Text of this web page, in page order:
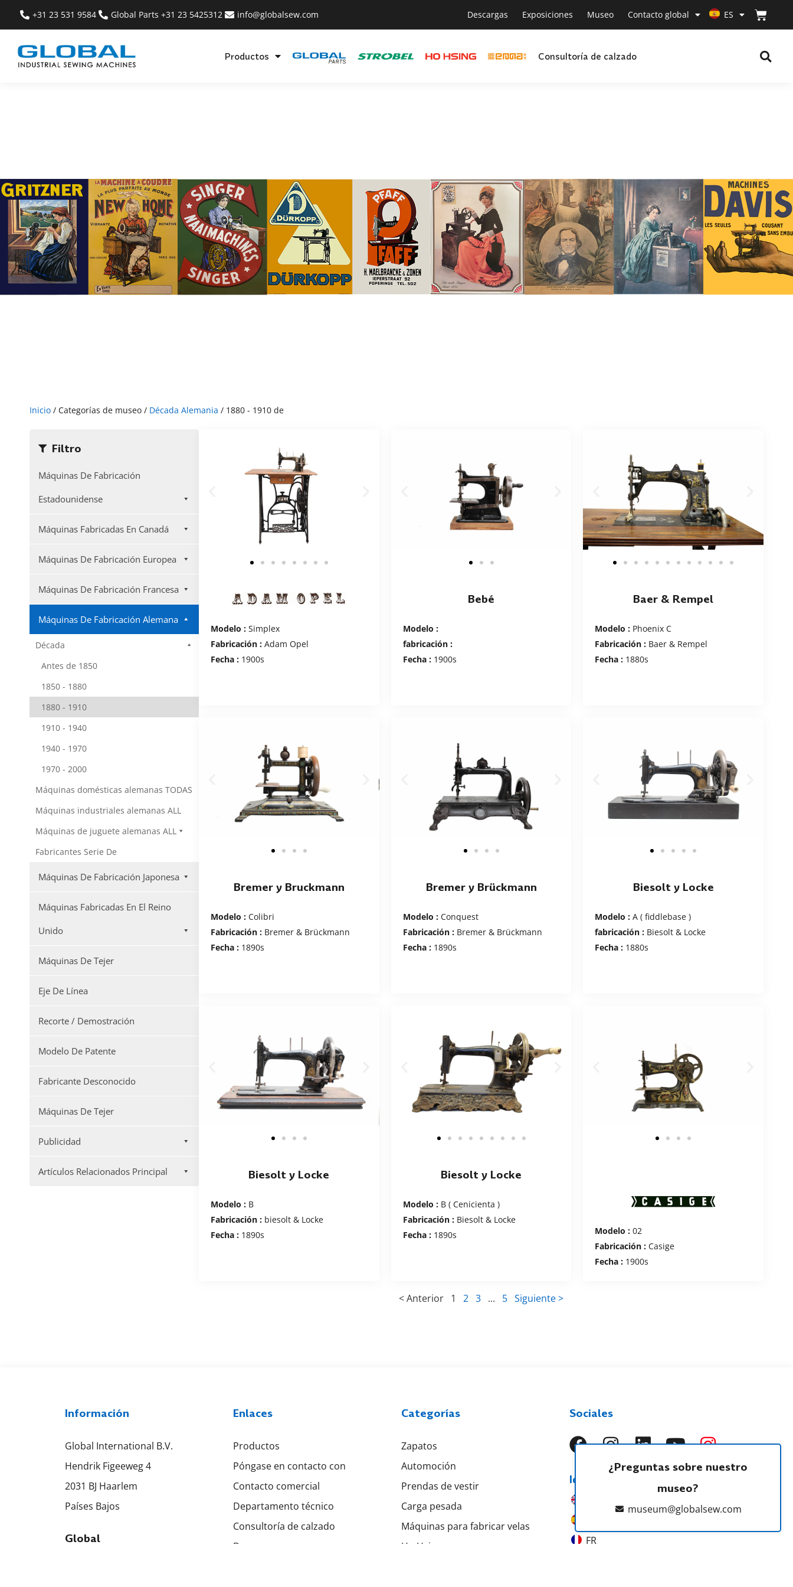
+31 23 531 9584 Global Parts +31 23 5425312 info@globalsew.com Descargas Exposiciones Museo Contacto global ES
Productos Consultoría de calzado
Inicio / Categorías de museo / Década Alemania / 1880 - 1910 de
Filtro
Máquinas De Fabricación
Estadounidense
Máquinas Fabricadas En Canadá
Máquinas De Fabricación Europea
Máquinas De Fabricación Francesa
Máquinas De Fabricación Alemana
Década
Antes de 1850
1850 - 1880
1880 - 1910
1910 - 1940
1940 - 1970
1970 - 2000
Máquinas domésticas alemanas TODAS
Máquinas industriales alemanas ALL
Máquinas de juguete alemanas ALL
Fabricantes Serie De
Máquinas De Fabricación Japonesa
Máquinas Fabricadas En El Reino
Unido
Máquinas De Tejer
Eje De Línea
Recorte / Demostración
Modelo De Patente
Fabricante Desconocido
Máquinas De Tejer
Publicidad
Artículos Relacionados Principal
Modelo : Simplex
Fabricación : Adam Opel
Fecha : 1900s
Bebé
Modelo :
fabricación :
Fecha :1900s
Baer & Rempel
Modelo : Phoenix C
Fabricación : Baer & Rempel
Fecha : 1880s
Bremer y Bruckmann
Modelo : Colibri
Fabricación : Bremer & Brückmann
Fecha : 1890s
Bremer y Brückmann
Modelo :Conquest
Fabricación :Bremer & Brückmann
Fecha :1890s
Biesolt y Locke
Modelo : A ( fiddlebase )
fabricación : Biesolt & Locke
Fecha : 1880s
Biesolt y Locke
Modelo : B
Fabricación : biesolt & Locke
Fecha : 1890s
Biesolt y Locke
Modelo :B ( Cenicienta )
Fabricación :Biesolt & Locke
Fecha :1890s Modelo : 02
Fabricación : Casige
Fecha : 1900s
< Anterior 1 2 3 ... 5 Siguiente >
¿Preguntas sobre nuestro
museo?
museum@globalsew.com
Información
Global International B.V.
Hendrik Figeeweg 4
2031 BJ Haarlem
Países Bajos
Global
Enlaces
Productos
Póngase en contacto con
Contacto comercial
Departamento técnico
Consultoría de calzado
Descargas
Categorías
Zapatos
Automoción
Prendas de vestir
Carga pesada
Máquinas para fabricar velas
Ho Hsing
Sociales
Idiomas
FR